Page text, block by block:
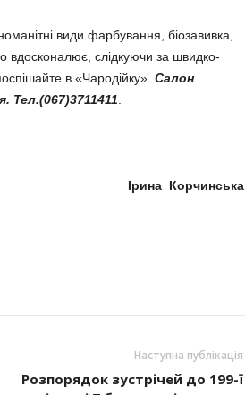
види фарбування, біозавивка,
вдосконалює, слідкуючи за швидко­
в «Чародійку». Салон
Тел.(067)3711411
Ірина Корчинська
Наступна публікація
Розпорядок зустрічей до 199-ї